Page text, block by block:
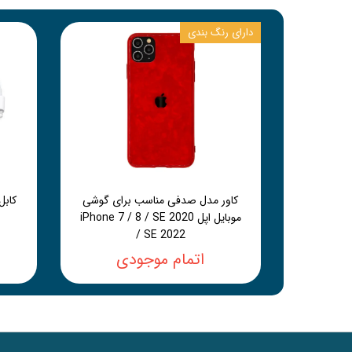
کاور مدل صدفی مناسب برای گوشی
موبایل اپل iPhone 7 / 8 / SE 2020
/ SE 2022
اتمام موجودی
دارای رنگ بندی